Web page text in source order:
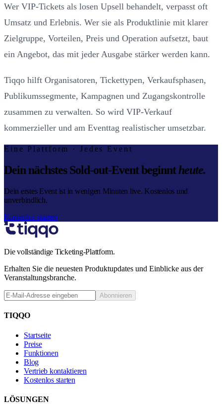
Wer VIP-Tickets als losen Upsell behandelt, verpasst oft
Umsatz und Erlebnis. Wer sie als Produktlinie mit klarer
Zielgruppe, Vorteilen, Preis und Operation aufsetzt, baut
ein Angebot, das mit jeder Ausgabe stärker werden kann.
Tiqqo hilft Organisatoren, Tickettypen, Verkaufsphasen,
Publikumssegmente, Kampagnen und Zugangskontrolle
zusammen zu verwalten. So wird VIP-Verkauf
kommerzieller und am Eventtag realistischer umsetzbar.
Eine Plattform · Jedes Event
Dein nächstes Sold-out-Event beginntheute.
Dein erstes Event ist in wenigen Minuten live. Kostenlos und
unverbindlich.
Kostenlos starten
Die vollständige Ticketing-Plattform.
Erhalten Sie die neuesten Produktupdates und Einblicke aus der
Veranstaltungsbranche.
Abonnieren
TIQQO
Startseite
Preise
Funktionen
Blog
Vertrieb kontaktieren
Kostenlos starten
LÖSUNGEN